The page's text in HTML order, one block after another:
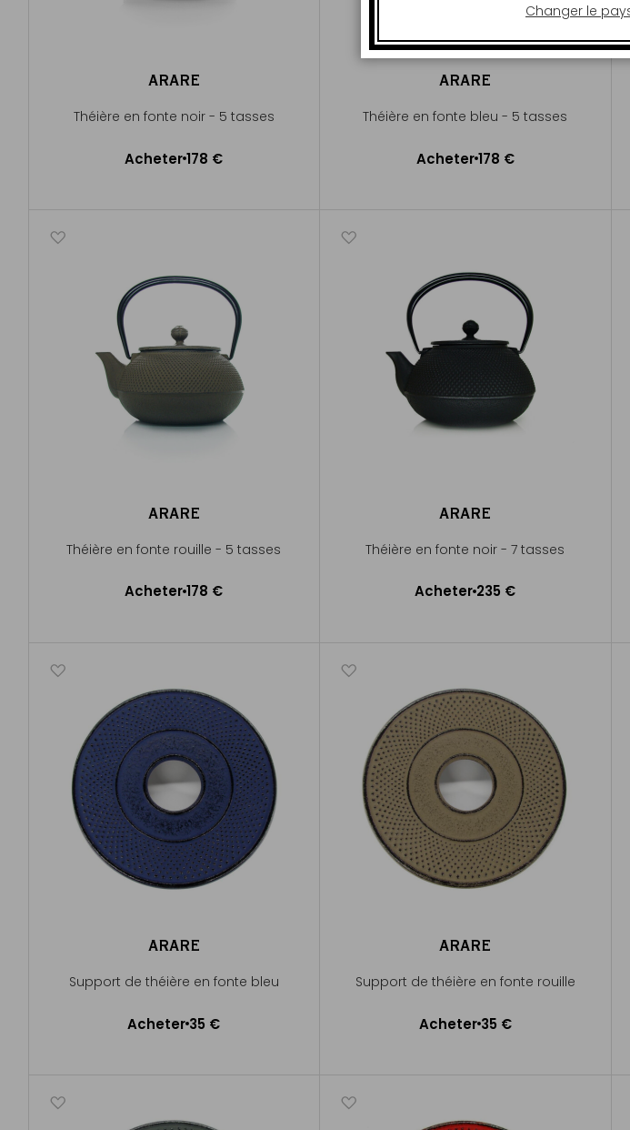
ARARE
Théière en fonte noir - 5 tasses
Acheter178 €
ARARE
Théière en fonte bleu - 5 tasses
Acheter178 €
ARARE
Théière en fonte rouille - 5 tasses
Acheter178 €
ARARE
Théière en fonte noir - 7 tasses
Acheter 235 €
ARARE
Support de théière en fonte bleu
Acheter 35 €
ARARE
Support de théière en fonte rouille
Acheter35 €
Changer le